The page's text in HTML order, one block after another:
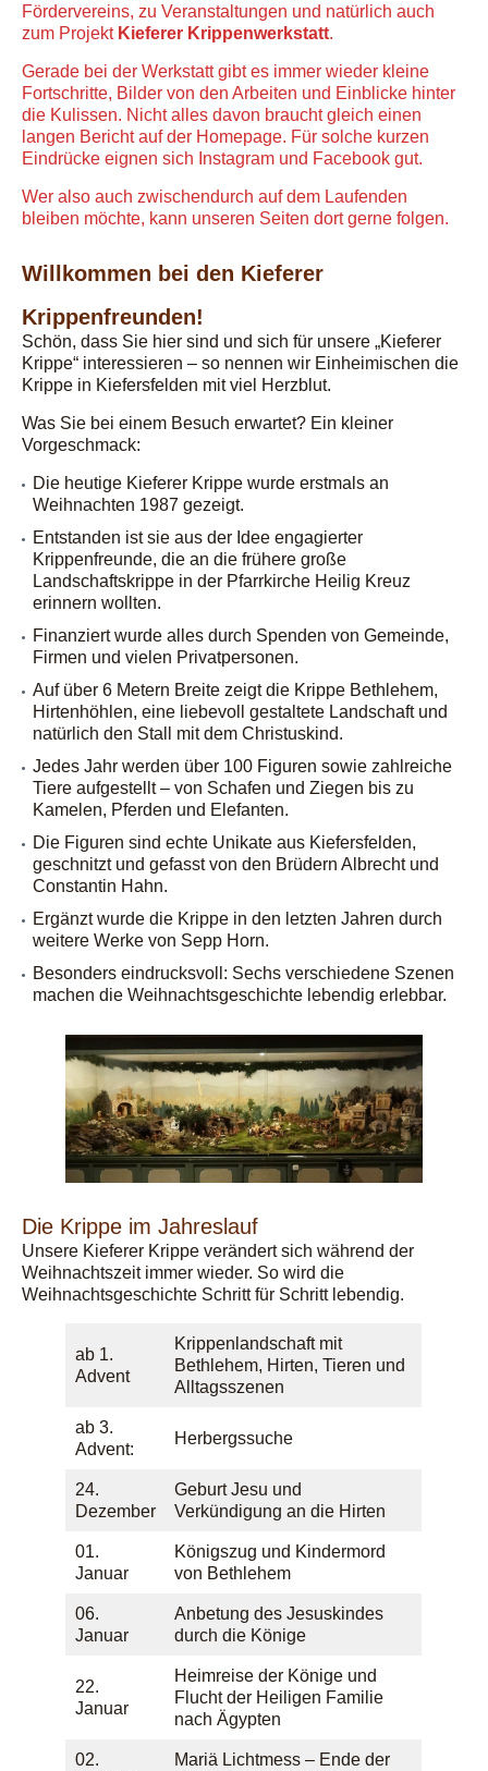
Fördervereins, zu Veranstaltungen und natürlich auch
zum Projekt Kieferer Krippenwerkstatt.
Gerade bei der Werkstatt gibt es immer wieder kleine
Fortschritte, Bilder von den Arbeiten und Einblicke hinter
die Kulissen. Nicht alles davon braucht gleich einen
langen Bericht auf der Homepage. Für solche kurzen
Eindrücke eignen sich Instagram und Facebook gut.
Wer also auch zwischendurch auf dem Laufenden
bleiben möchte, kann unseren Seiten dort gerne folgen.
Willkommen bei den Kieferer
Krippenfreunden!
Schön, dass Sie hier sind und sich für unsere „Kieferer
Krippe“ interessieren – so nennen wir Einheimischen die
Krippe in Kiefersfelden mit viel Herzblut.
Was Sie bei einem Besuch erwartet? Ein kleiner
Vorgeschmack:
Die heutige Kieferer Krippe wurde erstmals an
Weihnachten 1987 gezeigt.
Entstanden ist sie aus der Idee engagierter
Krippenfreunde, die an die frühere große
Landschaftskrippe in der Pfarrkirche Heilig Kreuz
erinnern wollten.
Finanziert wurde alles durch Spenden von Gemeinde,
Firmen und vielen Privatpersonen.
Auf über 6 Metern Breite zeigt die Krippe Bethlehem,
Hirtenhöhlen, eine liebevoll gestaltete Landschaft und
natürlich den Stall mit dem Christuskind.
Jedes Jahr werden über 100 Figuren sowie zahlreiche
Tiere aufgestellt – von Schafen und Ziegen bis zu
Kamelen, Pferden und Elefanten.
Die Figuren sind echte Unikate aus Kiefersfelden,
geschnitzt und gefasst von den Brüdern Albrecht und
Constantin Hahn.
Ergänzt wurde die Krippe in den letzten Jahren durch
weitere Werke von Sepp Horn.
Besonders eindrucksvoll: Sechs verschiedene Szenen
machen die Weihnachtsgeschichte lebendig erlebbar.
Die Krippe im Jahreslauf
Unsere Kieferer Krippe verändert sich während der
Weihnachtszeit immer wieder. So wird die
Weihnachtsgeschichte Schritt für Schritt lebendig.
ab 1.
Advent
Krippenlandschaft mit
Bethlehem, Hirten, Tieren und
Alltagsszenen
ab 3.
Advent:
Herbergssuche
24.
Dezember
Geburt Jesu und
Verkündigung an die Hirten
01.
Januar
Königszug und Kindermord
von Bethlehem
06.
Januar
Anbetung des Jesuskindes
durch die Könige
22.
Januar
Heimreise der Könige und
Flucht der Heiligen Familie
nach Ägypten
02.
Mariä Lichtmess – Ende der